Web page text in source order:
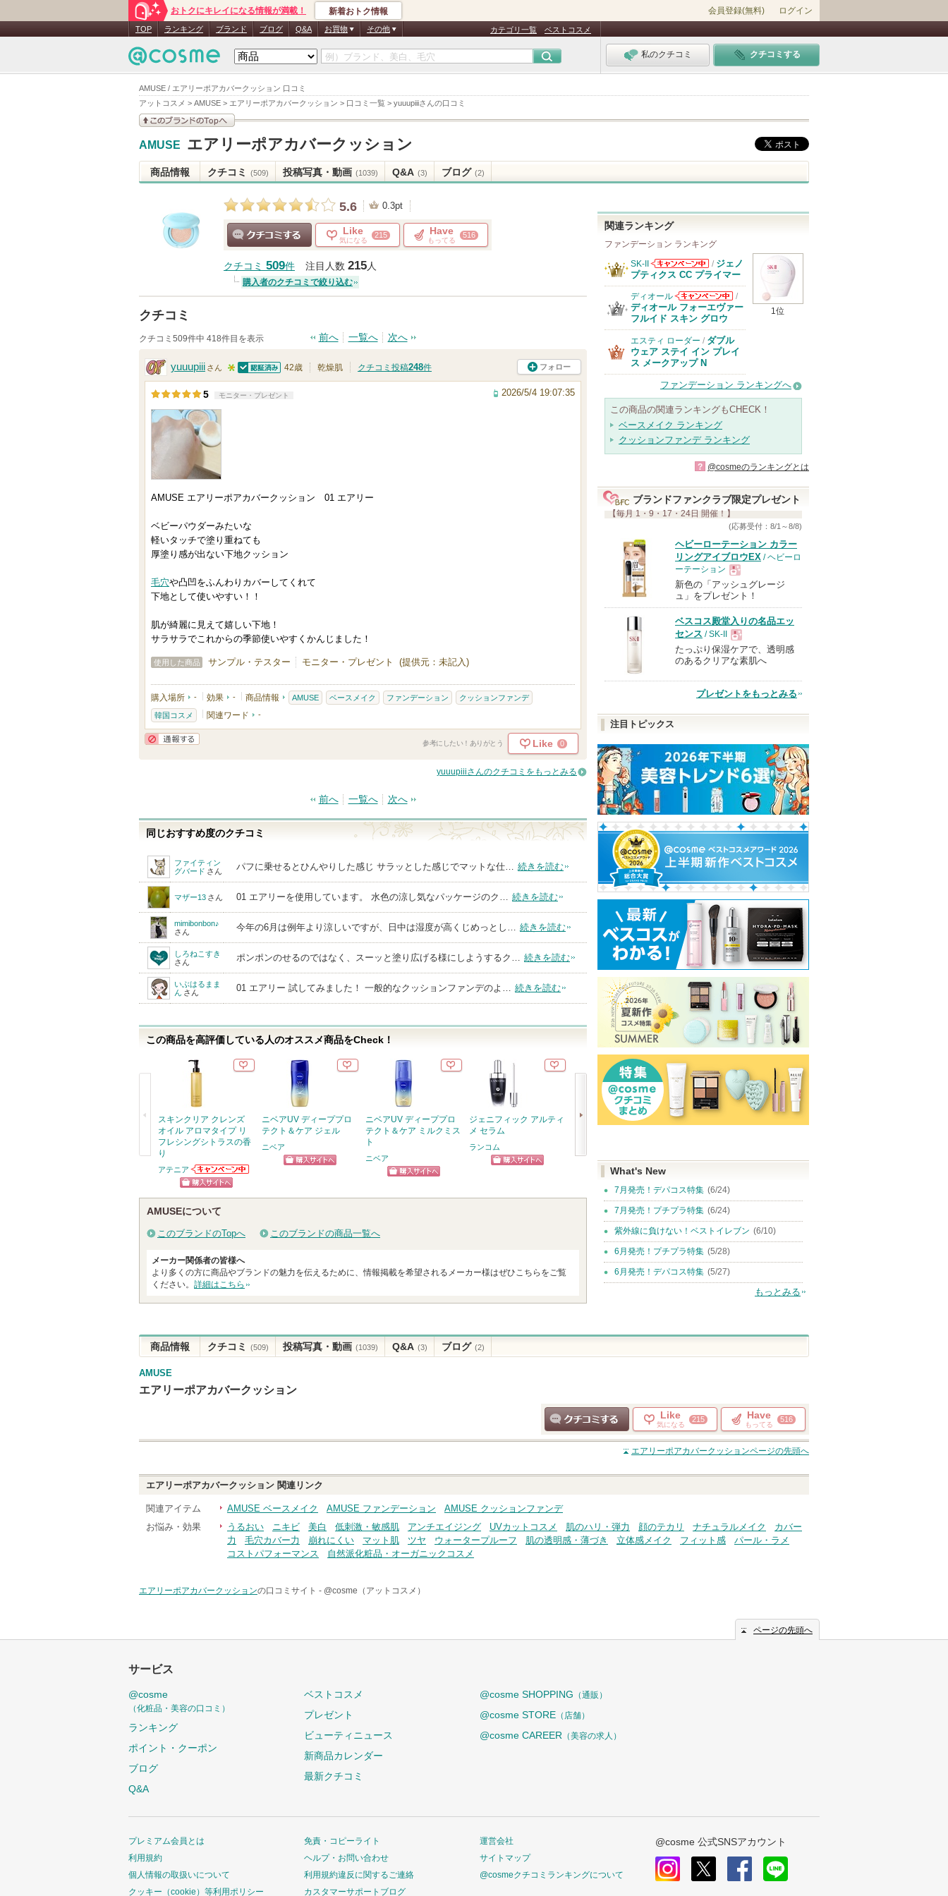
AMUSE / エアリーポアカバークッション 口コミ
アットコスメ > AMUSE > エアリーポアカバークッション > 口コミ一覧 > yuuupiiiさんの口コミ
おトクにキレイになる情報が満載！ 新着おトク情報 会員登録(無料) ログイン
TOP ランキング ブランド ブログ Q&A お買物 その他 カテゴリ一覧 ベストコスメ
私のクチコミ クチコミする
このブランドの情報を
AMUSE エアリーポアカバークッション
商品情報 クチコミ (509) 投稿写真・動画 (1039) Q&A (3) ブログ (2)
5.6 0.3pt
Like
気になる
215 Have
もってる
516
クチコミ 509件 注目人数 215人
購入者のクチコミで絞り込む
クチコミ
クチコミ509件中 418件目を表示 前へ 一覧へ 次へ
yuuupiii さん
5
人
ー
に
気
に
入
り
登
れ
て
認証済
42歳 乾燥肌 クチコミ投稿248件 フォロー
5 モニター・プレゼント 2026/5/4 19:07:35
AMUSE エアリーポアカバークッション 01 エアリー
ベビーパウダーみたいな
軽いタッチで塗り重ねても
厚塗り感が出ない下地クッション
毛穴や凸凹をふんわりカバーしてくれて
下地として使いやすい！！
肌が綺麗に見えて嬉しい下地！
サラサラでこれからの季節使いやすくかんじました！
使用した商品 サンプル・テスター モニター・プレゼント (提供元：未記入)
購入場所 - 効果 - 商品情報 AMUSE ベースメイク ファンデーション クッションファンデ
韓国コスメ 関連ワード -
参考にしたい！ありがとう Like 0
yuuupiiiさんのクチコミをもっとみる
前へ 一覧へ 次へ
同じおすすめ度のクチコミ
ファイティン
グバード さん パフに乗せるとひんやりした感じ サラッとした感じでマットな仕… 続きを読む
マザー13 さん 01 エアリーを使用しています。 水色の涼し気なパッケージのク… 続きを読む
mimibonbon♪
さん
今年の6月は例年より涼しいですが、日中は湿度が高くじめっとし… 続きを読む
しろねこすき
さん
ポンポンのせるのではなく、スーッと塗り広げる様にしようするク… 続きを読む
いぶはるまま
ん さん 01 エアリー 試してみました！ 一般的なクッションファンデのよ… 続きを読む
この商品を高評価している人のオススメ商品をCheck！
スキンクリア クレンズ
オイル アロマタイプ リ
フレシングシトラスの香
り
アテニア
アテニアからの
お知らせがあり
ます
ショッピン
グサイトへ
ニベアUV ディーププロ
テクト＆ケア ジェル
ニベア
ニベアUV ディーププロ
テクト＆ケア ミルクミス
ト
ニベア
ジェニフィック アルティ
メ セラム
ランコム
アトバリア365 クリーム
ショッピン
デオドラントパテ
ショッピン
ショッピン
AMUSEについて
このブランドのTopへ このブランドの商品一覧へ
メーカー関係者の皆様へ
より多くの方に商品やブランドの魅力を伝えるために、情報掲載を希望されるメーカー様はぜひこちらをご覧
ください。 詳細はこちら
関連ランキング
ファンデーション ランキング
1位
SK-II
SK-IIからのお
知らせがありま
す
/ ジェノ
プティクス CC プライマー
ディオール
ディオールから
のお知らせがあ
/
ディオール フォーエヴァー
フルイド スキン グロウ
エスティ ローダー / ダブル
ウェア ステイ イン プレイ
ス メークアップ N
ファンデーション ランキングへ
この商品の関連ランキングもCHECK！
ベースメイク ランキング
クッションファンデ ランキング
? @cosmeのランキングとは
ブランドファンクラブ限定プレゼント
【毎月 1・9・17・24日 開催！】
(応募受付：8/1～8/8)
ヘビーローテーション カラー
リングアイブロウEX / ヘビーロ
ーテーション
現
品
新色の「アッシュグレージ
ュ」をプレゼント！
ベスコス殿堂入りの名品エッ
センス / SK-II
現
品
たっぷり保湿ケアで、透明感
のあるクリアな素肌へ
プレゼントをもっとみる
注目トピックス
What's New
7月発売！デパコス特集 (6/24)
7月発売！プチプラ特集 (6/24)
紫外線に負けない！ベストイレブン (6/10)
6月発売！プチプラ特集 (5/28)
6月発売！デパコス特集 (5/27)
もっとみる
商品情報 クチコミ (509) 投稿写真・動画 (1039) Q&A (3) ブログ (2)
AMUSE
エアリーポアカバークッション
クチコミする
Like
気になる
215 Have
もってる
516
エアリーポアカバークッションページの先頭へ
エアリーポアカバークッション 関連リンク
関連アイテム AMUSE ベースメイク AMUSE ファンデーション
AMUSE クッションファンデ
お悩み・効果
うるおい ニキビ 美白 低刺激・敏感肌 アンチエイジング UVカットコスメ 肌のハリ・弾力 顔のテカリ ナチュラルメイク
カバー
力
毛穴カバー力 崩れにくい マット肌 ツヤ ウォータープルーフ 肌の透明感・薄づき 立体感メイク フィット感
パール・ラメ
コストパフォーマンス
自然派化粧品・オーガニックコスメ
エアリーポアカバークッションの口コミサイト - @cosme（アットコスメ）
ページの先頭へ
サービス
@cosme
（化粧品・美容の口コミ）
ランキング
ポイント・クーポン
ブログ
Q&A
ベストコスメ
プレゼント
ビューティニュース
新商品カレンダー
最新クチコミ
@cosme SHOPPING （通販）
@cosme STORE （店舗）
@cosme CAREER （美容の求人）
プレミアム会員とは
利用規約
個人情報の取扱いについて
クッキー（cookie）等利用ポリシー
免責・コピーライト
ヘルプ・お問い合わせ
利用規約違反に関するご連絡
カスタマーサポートブログ
運営会社
サイトマップ
@cosmeクチコミランキングについて
@cosme 公式SNSアカウント